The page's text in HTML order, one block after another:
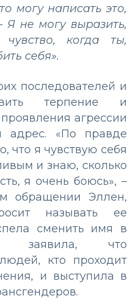
могу написать это,
Я не могу выразить,
когда ты,
себя».
последователей и
терпение и
агрессии
адрес. «По правде
что я чувствую себя
и знаю, сколько
я очень боюсь», –
обращении Эллен,
называть ее
сменить имя в
заявила, что
кто проходит
и выступила в